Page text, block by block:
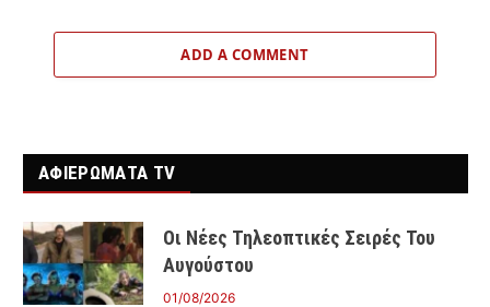
ADD A COMMENT
ΑΦΙΕΡΩΜΑΤΑ TV
Οι Νέες Τηλεοπτικές Σειρές Του
Αυγούστου
01/08/2026